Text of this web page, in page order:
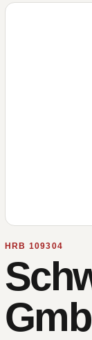
HRB 109304